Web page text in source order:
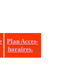
Plan Acces-
horaires. S